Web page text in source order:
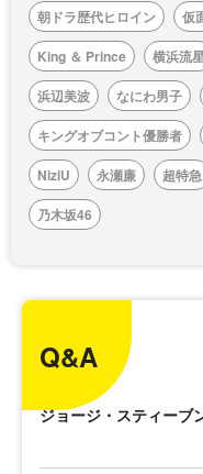
朝ドラ歴代ヒロイン 仮
King ＆ Prince
横浜流
浜辺美波
なにわ男子
キングオブコント優勝者
NiziU
永瀬廉 超特急
乃木坂46
Q&A
ジョージ・スティーブ